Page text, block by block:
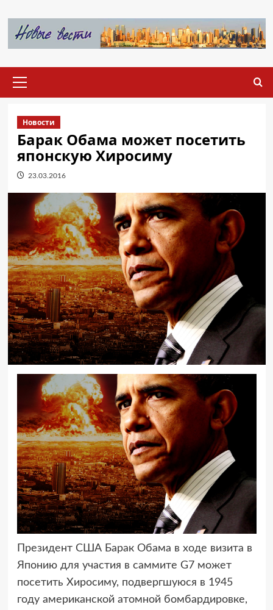
содержимому
меню
Новости
Барак Обама может посетить
японскую Хиросиму
23.03.2016
Президент США Барак Обама в ходе визита в
Японию для участия в саммите G7 может
посетить Хиросиму, подвергшуюся в 1945
году американской атомной бомбардировке,